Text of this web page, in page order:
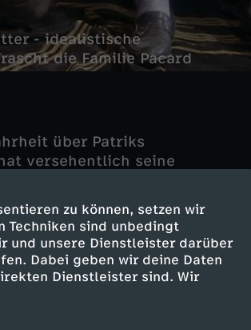
zu können, setzen wir
Techniken sind unbedingt
und unsere Dienstleister darüber
Dabei geben wir deine Daten
Dienstleister sind. Wir
- idealistische
die Familie Pacard
über Patriks
versehentlich seine
verursachte
werden sie in
Eigennützig will Ali
luxuriösen Gefängnis